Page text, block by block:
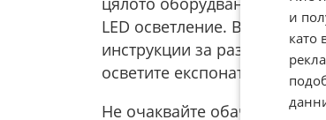
LED осветление. Bugatti
инструкции за
осветите експоната
Не очаквайте обаче тази
и
като